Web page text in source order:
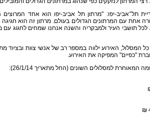
תל־אביב-יפו: "מרתון תל אביב-יפו הוא אחד המרוצים
אחת עם המרתונים הגדולים בעולם. מרתון זה הוא חגיגה
תושבי העיר ולמבקריה והשנה אנחנו שמחים לחגוג
כל המסלול, האירוע ילווה במספר רב של אנשי צוות ובציוד
"כפיים" המפיקה את האירוע.
למסלולים השונים (החל מתאריך 26/1/14):